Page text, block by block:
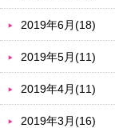
2019年6月(18)
2019年5月(11)
2019年4月(11)
2019年3月(16)